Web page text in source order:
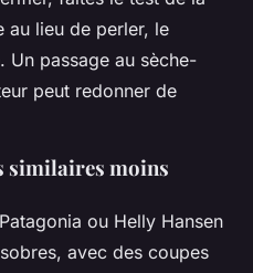
au lieu de perler, le
Un passage au sèche-
peut redonner de
similaires moins
ou Helly Hansen
avec des coupes